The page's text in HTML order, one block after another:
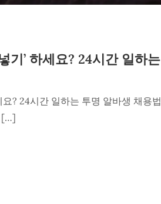
기’ 하세요? 24시간 일하는
? 24시간 일하는 투명 알바생 채용법
[…]